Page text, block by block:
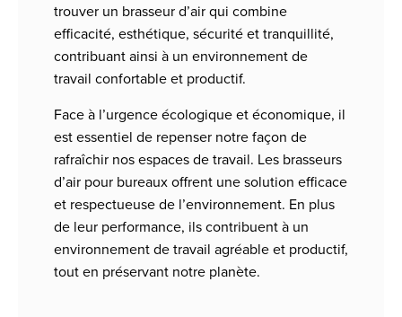
trouver un brasseur d’air qui combine
efficacité, esthétique, sécurité et tranquillité,
contribuant ainsi à un environnement de
travail confortable et productif.
Face à l’urgence écologique et économique, il
est essentiel de repenser notre façon de
rafraîchir nos espaces de travail. Les brasseurs
d’air pour bureaux offrent une solution efficace
et respectueuse de l’environnement. En plus
de leur performance, ils contribuent à un
environnement de travail agréable et productif,
tout en préservant notre planète.